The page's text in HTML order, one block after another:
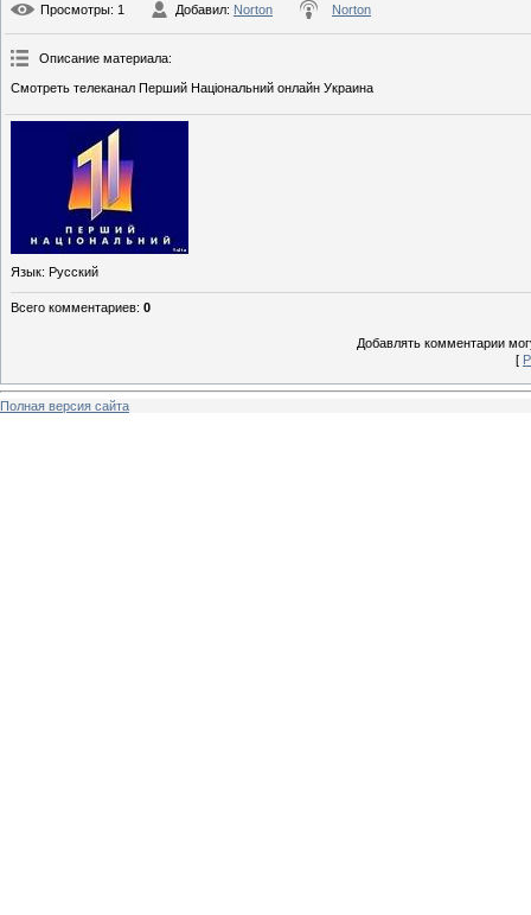
Просмотры: 1 Добавил: Norton Norton
Описание материала:
Смотреть телеканал Перший Національний онлайн Украина
Язык: Русский
Всего комментариев: 0
Добавлять комментарии
[
Полная версия сайта